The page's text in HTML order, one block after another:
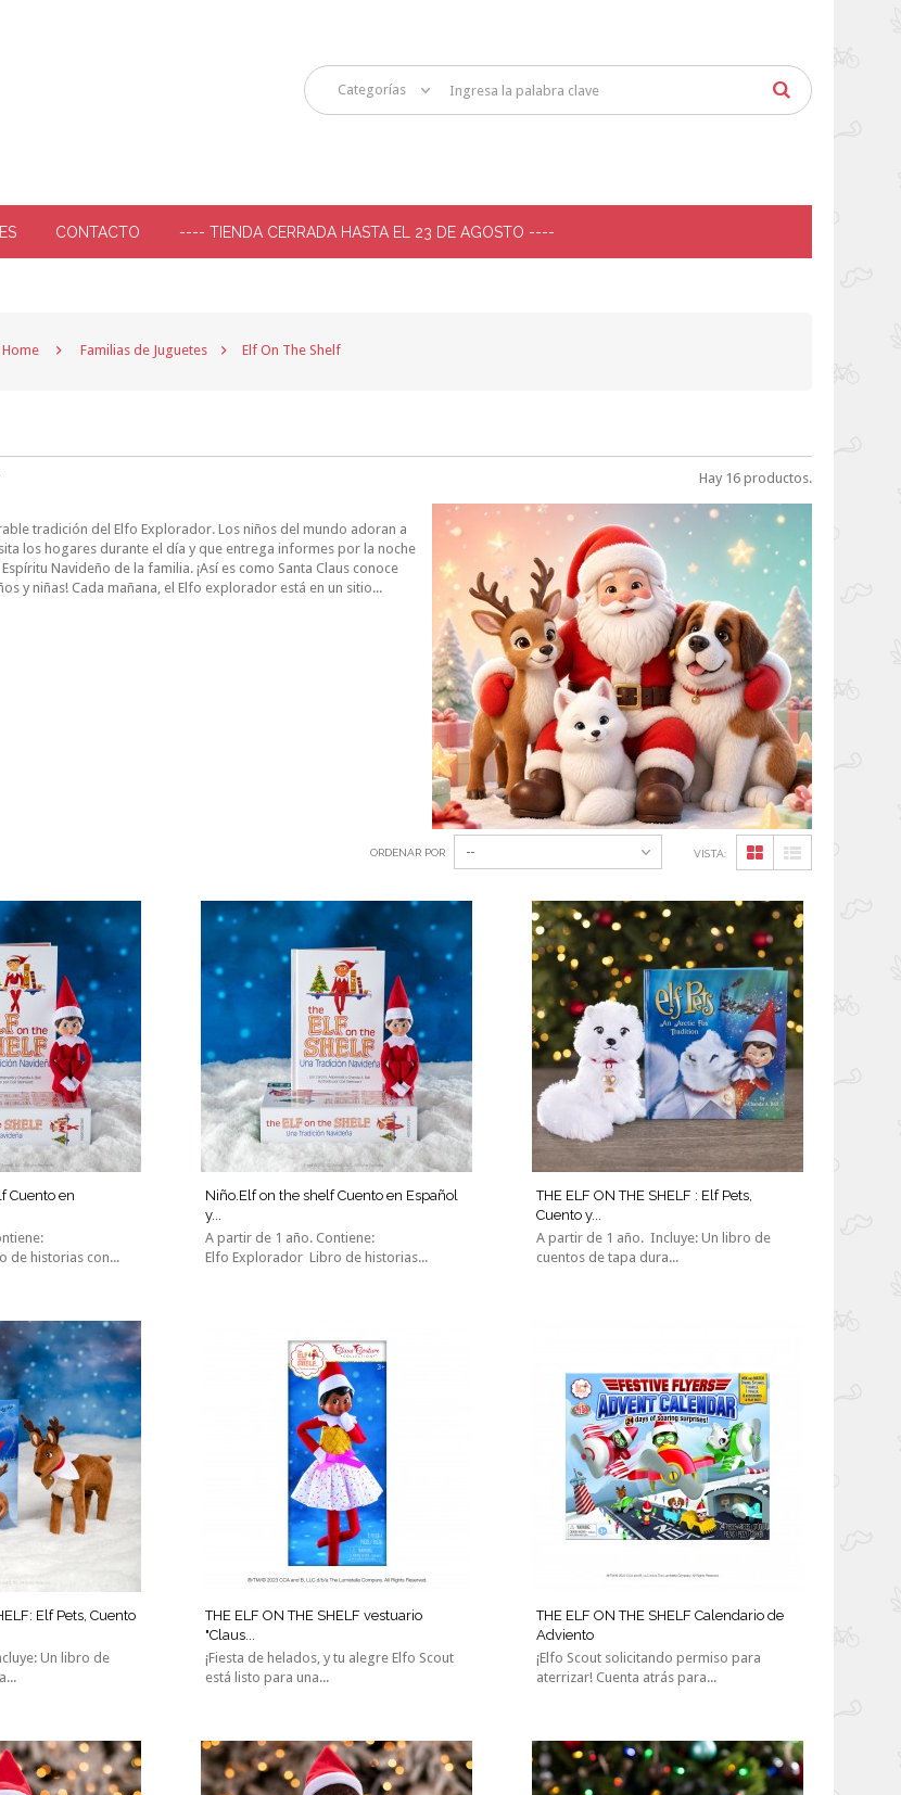
Categorías
CONTACTO ---- TIENDA CERRADA HASTA EL 23 DE AGOSTO ----
Home Familias de Juguetes Elf On The Shelf
Hay 16 productos.
tradición del Elfo Explorador. Los niños del mundo adoran a
los hogares durante el día y que entrega informes por la noche
Navideño de la familia. ¡Así es como Santa Claus conoce
y niñas! Cada mañana, el Elfo explorador está en un sitio...
VISTA:
ORDENAR POR --
Cuento en
de historias con...
Niño.Elf on the shelf Cuento en Español
y...
A partir de 1 año. Contiene:
Elfo Explorador Libro de historias...
THE ELF ON THE SHELF : Elf Pets,
Cuento y...
A partir de 1 año. Incluye: Un libro de
cuentos de tapa dura...
Elf Pets, Cuento
Un libro de
THE ELF ON THE SHELF vestuario
"Claus...
¡Fiesta de helados, y tu alegre Elfo Scout
está listo para una...
THE ELF ON THE SHELF Calendario de
Adviento
¡Elfo Scout solicitando permiso para
aterrizar! Cuenta atrás para...